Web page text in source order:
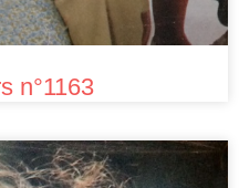
n°1163